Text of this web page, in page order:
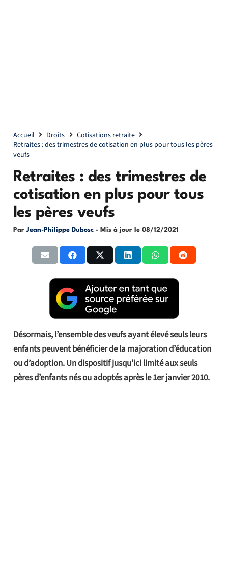
Accueil Droits
Cotisations retraite
Retraites : des trimestres de cotisation en plus pour tous les pères
veufs
Retraites : des trimestres de
cotisation en plus pour tous
les pères veufs
Par Jean-Philippe Dubosc - Mis à jour le 08/12/2021
Désormais, l’ensemble des veufs ayant élevé seuls leurs
enfants peuvent bénéficier de la majoration d’éducation
ou d’adoption. Un dispositif jusqu’ici limité aux seuls
pères d’enfants nés ou adoptés après le 1er janvier 2010.